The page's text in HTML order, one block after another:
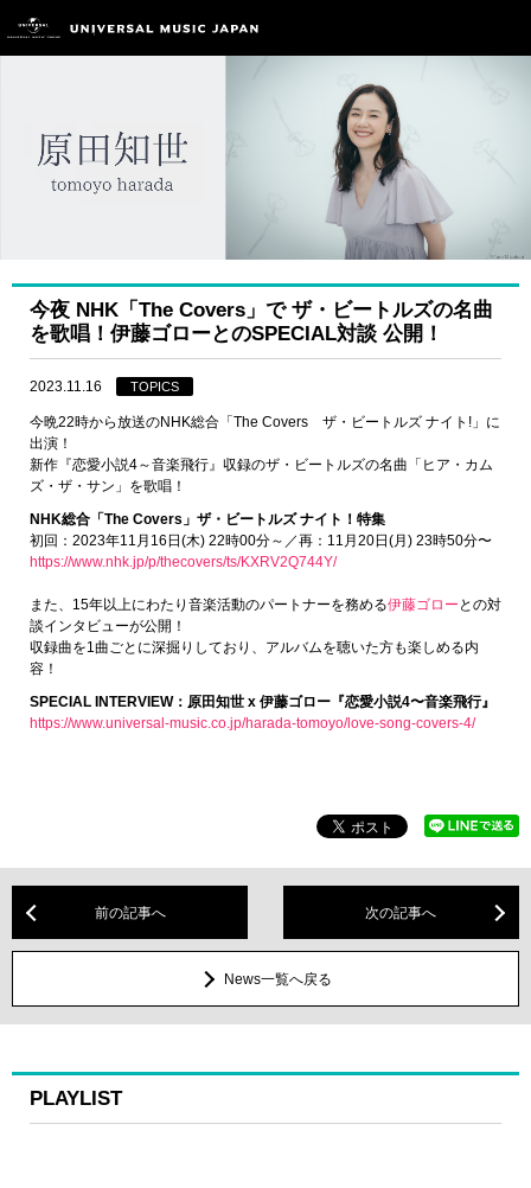
今夜 NHK「The Covers」で ザ・ビートルズの名曲
を歌唱！伊藤ゴローとのSPECIAL対談 公開！
2023.11.16 TOPICS
今晩22時から放送のNHK総合「The Covers ザ・ビートルズ ナイト!」に
出演！
新作『恋愛小説4～音楽飛行』収録のザ・ビートルズの名曲「ヒア・カム
ズ・ザ・サン」を歌唱！
NHK総合「The Covers」ザ・ビートルズ ナイト！特集
初回：2023年11月16日(木) 22時00分～／再：11月20日(月) 23時50分〜
https://www.nhk.jp/p/thecovers/ts/KXRV2Q744Y/
また、15年以上にわたり音楽活動のパートナーを務める伊藤ゴロー との対
談インタビューが公開！
収録曲を1曲ごとに深掘りしており、アルバムを聴いた方も楽しめる内
容！
SPECIAL INTERVIEW：原田知世 x 伊藤ゴロー『恋愛小説4〜音楽飛行』
https://www.universal-music.co.jp/harada-tomoyo/love-song-covers-4/
前の記事へ 次の記事へ
News一覧へ戻る
PLAYLIST